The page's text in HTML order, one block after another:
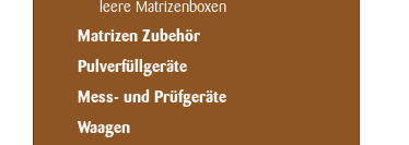
leere Matrizenboxen
Matrizen Zubehör
Pulverfüllgeräte
Mess- und Prüfgeräte
Waagen